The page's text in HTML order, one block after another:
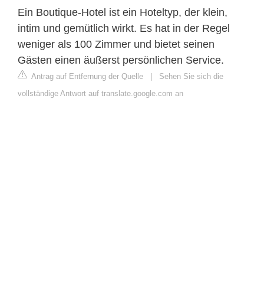
Ein Boutique-Hotel ist ein Hoteltyp, der klein,
intim und gemütlich wirkt. Es hat in der Regel
weniger als 100 Zimmer und bietet seinen
Gästen einen äußerst persönlichen Service.
Antrag auf Entfernung der Quelle | Sehen Sie sich die
vollständige Antwort auf translate.google.com an